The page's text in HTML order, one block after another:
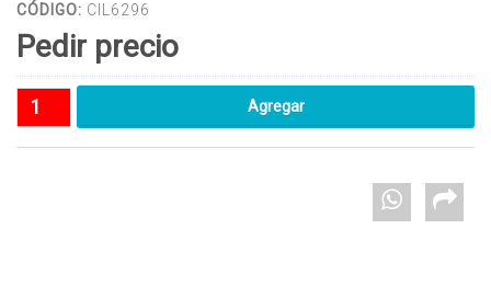
CÓDIGO: CIL6296
Pedir precio